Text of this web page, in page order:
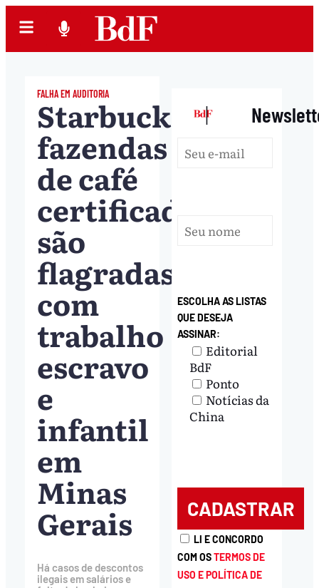
FALHA EM AUDITORIA
Starbucks:
fazendas
de café
certificadas
são
flagradas
com
trabalho
escravo
e
infantil
em
Minas
Gerais
Há casos de descontos
ilegais em salários e
|
ESCOLHA AS LISTAS
QUE DESEJA
ASSINAR:
Editorial
BdF
Ponto
Notícias da
China
LI E CONCORDO
COM OSTERMOS DE
USO E POLÍTICA DE